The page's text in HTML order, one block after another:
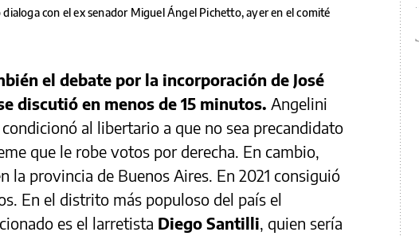
con el ex senador Miguel Ángel Pichetto, ayer en el comité
el debate por la incorporación de José
discutió en menos de 15 minutos. Angelini
al libertario a que no sea precandidato
que le robe votos por derecha. En cambio,
la provincia de Buenos Aires. En 2021 consiguió
En el distrito más populoso del país el
es el larretista Diego Santilli, quien sería